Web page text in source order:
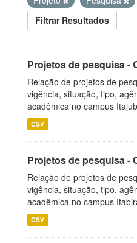
Filtrar Resultados
Projetos de pesquisa -
Relação de projetos de
vigência, situação, tipo,
acadêmica no campus
CSV
Projetos de pesquisa -
Relação de projetos de
vigência, situação, tipo,
acadêmica no campus
CSV